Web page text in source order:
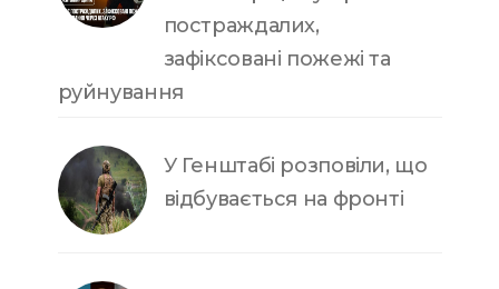
постраждалих,
зафіксовані пожежі та
руйнування
У Генштабі розповіли, що
відбувається на фронті